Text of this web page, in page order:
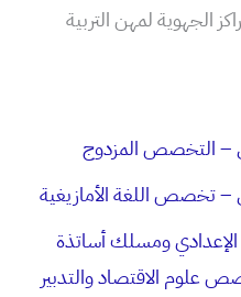
الجهوية لمهن التربية
– التخصص المزدوج
– تخصص اللغة الأمازيغية
الإعدادي ومسلك أساتذة
علوم الاقتصاد والتدبير